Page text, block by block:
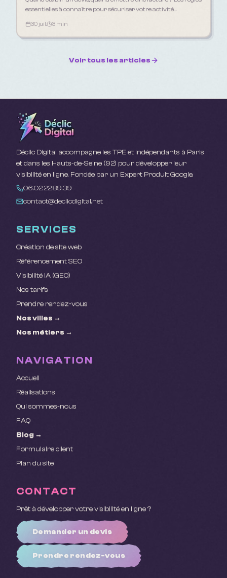
essentielles à connaître pour sécuriser votre activité
30 juil. 3 min
Voir tous les articles
Déclic Digital accompagne les TPE et indépendants à Paris
et dans les Hauts-de-Seine (92) pour développer leur
visibilité en ligne. Fondée par un Expert Produit Google.
06.02.22.89.39
contact@declicdigital.net
SERVICES
Création de site web
Référencement SEO
Visibilité IA (GEO)
Nos tarifs
Prendre rendez-vous
Nos villes →
Nos métiers →
NAVIGATION
Accueil
Réalisations
Qui sommes-nous
FAQ
Blog →
Formulaire client
Plan du site
CONTACT
Prêt à développer votre visibilité en ligne ?
Demander un devis
Prendre rendez-vous